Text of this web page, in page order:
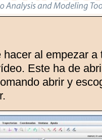
al empezar a
Este ha de
abrir y